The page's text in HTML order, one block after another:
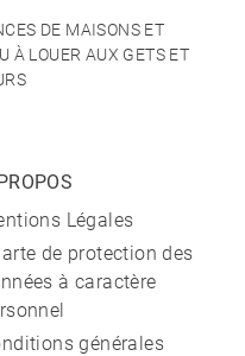
DE MAISONS ET
À LOUER AUX GETS ET
Légales
de protection des
à caractère
générales